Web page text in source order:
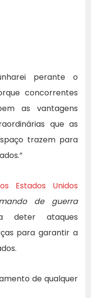
perante o
concorrentes
as vantagens
que as
trazem para
Estados Unidos
de guerra
ataques
para garantir a
de qualquer